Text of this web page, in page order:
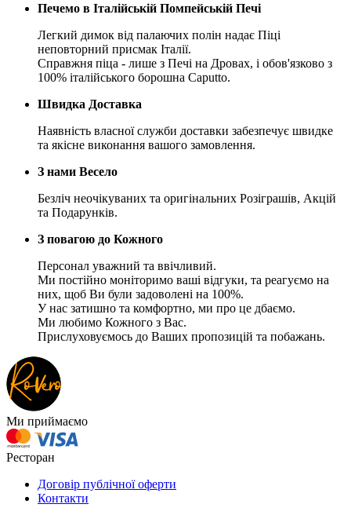
Печемо в Італійській Помпейській Печі
Легкий димок від палаючих полін надає Піці
неповторний присмак Італії.
Справжня піца - лише з Печі на Дровах, і обов'язково з
100% італійського борошна Caputto.
Швидка Доставка
Наявність власної служби доставки забезпечує швидке
та якісне виконання вашого замовлення.
З нами Весело
Безліч неочікуваних та оригінальних Розіграшів, Акцій
та Подарунків.
З повагою до Кожного
Персонал уважний та ввічливий.
Ми постійно моніторимо ваші відгуки, та реагуємо на
них, щоб Ви були задоволені на 100%.
У нас затишно та комфортно, ми про це дбаємо.
Ми любимо Кожного з Вас.
Прислуховуємось до Ваших пропозицій та побажань.
Ми приймаємо
Ресторан
Договір публічної оферти
Контакти